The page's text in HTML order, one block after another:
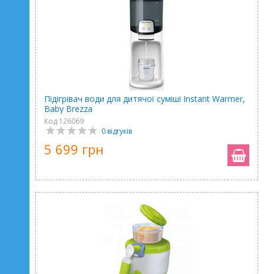
Підігрівач води для дитячої суміші Instant Warmer,
Baby Brezza
Код 126069
0 відгуків
5 699 грн